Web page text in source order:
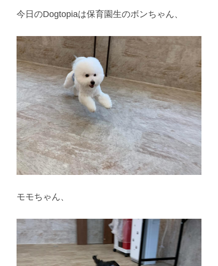
今日のDogtopiaは保育園生のボンちゃん、
モモちゃん、